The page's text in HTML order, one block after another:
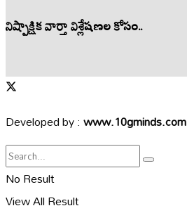
నిష్పాక్షిక వార్తా విశ్లేషణల కోసం..
Developed by :www.10gminds.com
No Result
View All Result